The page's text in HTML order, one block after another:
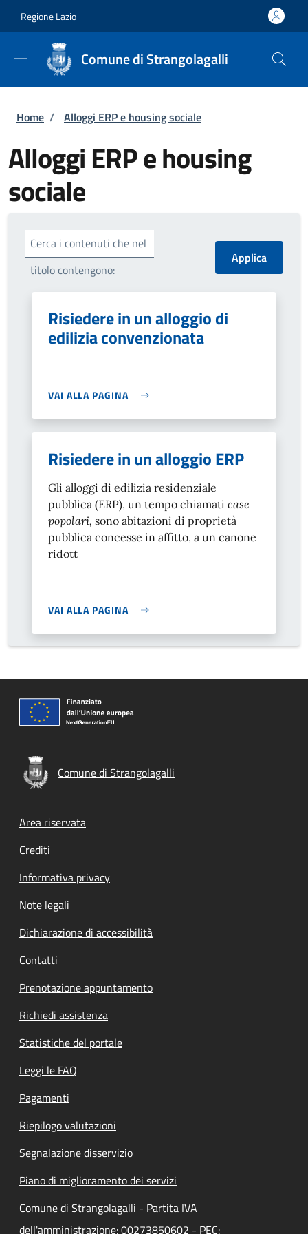
Regione Lazio
Comune di Strangolagalli
Briciole di pane
Home / Alloggi ERP e housing sociale
Alloggi ERP e housing
sociale
Cerca i contenuti che nel
titolo contengono:
Risiedere in un alloggio di
edilizia convenzionata
VAI ALLA PAGINA
Risiedere in un alloggio ERP
Gli alloggi di edilizia residenziale
pubblica (ERP), un tempo chiamati case
popolari, sono abitazioni di proprietà
pubblica concesse in affitto, a un canone
ridott
VAI ALLA PAGINA
Comune di Strangolagalli
Footer menu
Area riservata
Crediti
Informativa privacy
Note legali
Dichiarazione di accessibilità
Contatti
Prenotazione appuntamento
Richiedi assistenza
Statistiche del portale
Leggi le FAQ
Pagamenti
Riepilogo valutazioni
Segnalazione disservizio
Piano di miglioramento dei servizi
Comune di Strangolagalli - Partita IVA
dell'amministrazione: 00273850602 - PEC: